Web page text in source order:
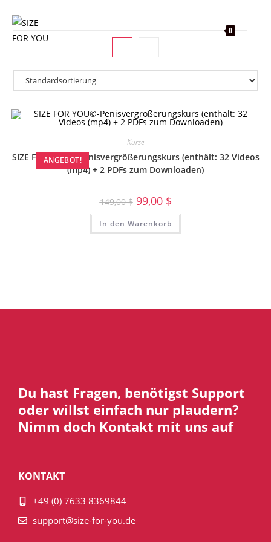
0
ANGEBOT!
Kurse
SIZE FOR YOU©-Penisvergrößerungskurs (enthält: 32 Videos
(mp4) + 2 PDFs zum Downloaden)
149,00$ 99,00 $
In den Warenkorb
Du hast Fragen, benötigst Support
oder willst einfach nur plaudern?
Nimm doch Kontakt mit uns auf
KONTAKT
+49 (0) 7633 8369844
support@size-for-you.de